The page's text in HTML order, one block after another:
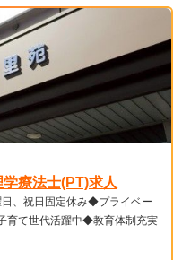
療法士(PT)求人
て世代活躍中◆教育体制充実